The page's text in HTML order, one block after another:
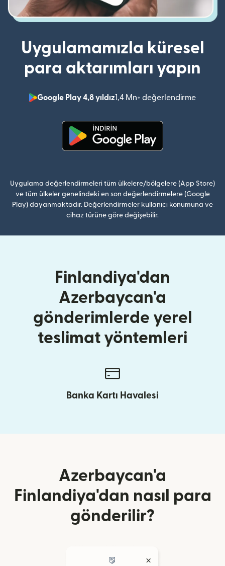
Uygulamamızla küresel
para aktarımları yapın
Google Play 4,8 yıldız1,4 Mn+ değerlendirme
Uygulama değerlendirmeleri tüm ülkelere/bölgelere (App Store)
ve tüm ülkeler genelindeki en son değerlendirmelere (Google
Play) dayanmaktadır. Değerlendirmeler kullanıcı konumuna ve
cihaz türüne göre değişebilir.
Finlandiya'dan
Azerbaycan'a
gönderimlerde yerel
teslimat yöntemleri
Banka Kartı Havalesi
Azerbaycan'a
Finlandiya'dan nasıl para
gönderilir?